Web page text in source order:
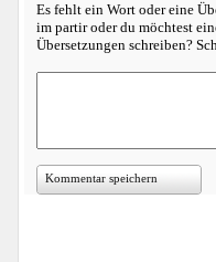
Es fehlt ein Wort oder eine
im partir oder du möchtest
Übersetzungen schreiben?
Kommentar speichern